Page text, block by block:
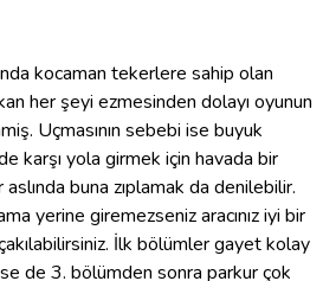
kocaman tekerlere sahip olan
her şeyi ezmesinden dolayı oyunun
Uçmasının sebebi ise buyuk
karşı yola girmek için havada bir
buna zıplamak da denilebilir.
yerine giremezseniz aracınız iyi bir
İlk bölümler gayet kolay
de 3. bölümden sonra parkur çok